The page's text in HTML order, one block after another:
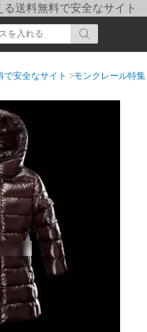
送料無料で安全なサイト
安全なサイト >モンクレール特集